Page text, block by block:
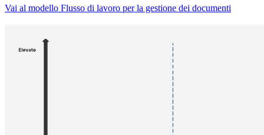
Vai al modello Flusso di lavoro per la gestione dei documenti